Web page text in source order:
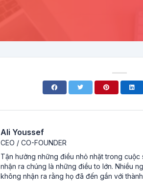
Ali Youssef
CEO / CO-FOUNDER
Tận hưởng những điều nhỏ nhặt trong
nhận ra chúng là những điều to lớn. Nhiều
không nhận ra rằng họ đã đến gần với